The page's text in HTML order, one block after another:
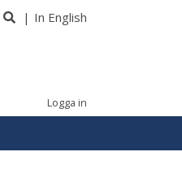
In English
Logga in